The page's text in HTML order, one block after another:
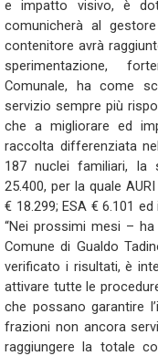
e impatto visivo, è
comunicherà al
contenitore avrà
sperimentazione,
Comunale, ha come
servizio sempre più
che a migliorare ed
raccolta differenziata
187 nuclei familiari, la
25.400, per la quale
€ 18.299; ESA € 6.101
“Nei prossimi mesi – ha
Comune di Gualdo
verificato i risultati, è
attivare tutte le
che possano garantire
frazioni non ancora
raggiungere la totale